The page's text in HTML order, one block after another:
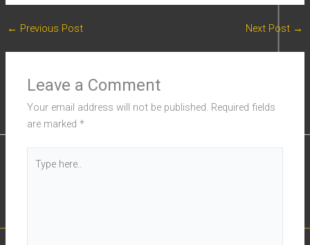
← Previous Post Next Post →
Leave a Comment
Your email address will not be published. Required fields
are marked*
here..